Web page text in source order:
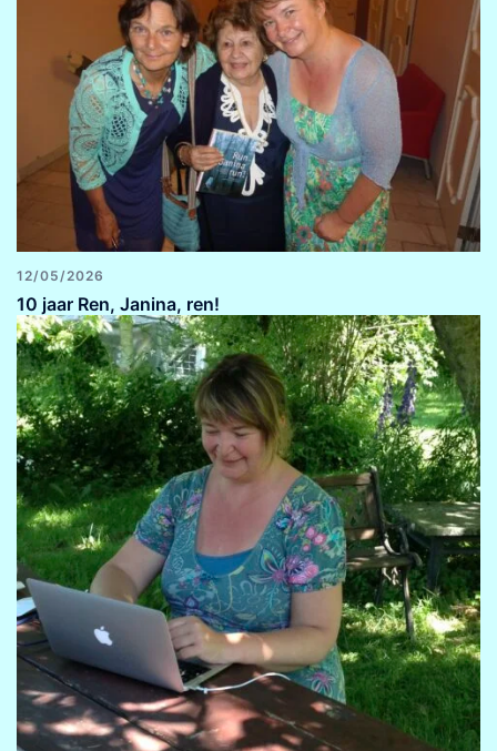
12/05/2026
10 jaar Ren, Janina, ren!